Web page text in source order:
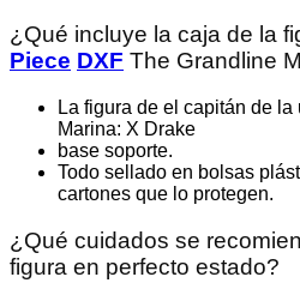
¿Qué incluye la caja de la
Piece DXF The Grandline
La figura de el capitán de
Marina: X Drake
base soporte.
Todo sellado en bolsas
cartones que lo protegen.
¿Qué cuidados se
figura en perfecto estado?